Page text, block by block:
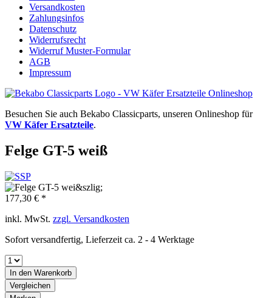
Versandkosten
Zahlungsinfos
Datenschutz
Widerrufsrecht
Widerruf Muster-Formular
AGB
Impressum
Besuchen Sie auch Bekabo Classicparts, unseren Onlineshop für
VW Käfer Ersatzteile.
Felge GT-5 weiß
177,30 € *
inkl. MwSt. zzgl. Versandkosten
Sofort versandfertig, Lieferzeit ca. 2 - 4 Werktage
In den Warenkorb
Vergleichen